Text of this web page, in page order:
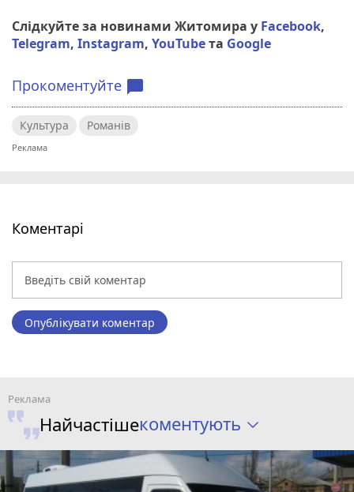
Слідкуйте за новинами Житомира у Facebook,
Telegram, Instagram, YouTubeта Google
Прокоментуйте chat_bubble
Культура Романів
Коментарі
Опублікувати коментар
Найчастішекоментують